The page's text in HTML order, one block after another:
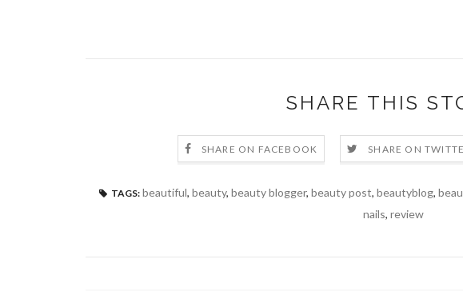
SHARE THIS
SHARE ON FACEBOOK SHARE ON
TAGS: beautiful, beauty, beauty blogger, beauty post, beautyblog,
nails, review